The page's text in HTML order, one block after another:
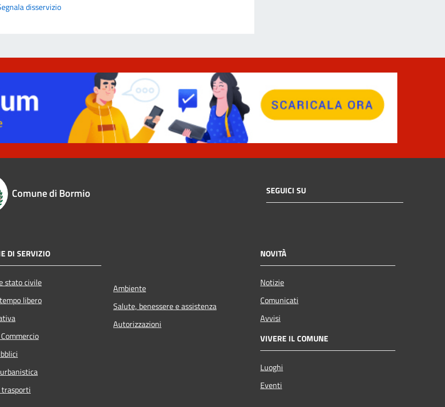
disservizio
Comune di Bormio SEGUICI SU
DI SERVIZIO
stato civile
libero
Ambiente
Salute, benessere e assistenza
Autorizzazioni
NOVITÀ
Notizie
Comunicati
Avvisi
VIVERE IL COMUNE
Luoghi
Eventi